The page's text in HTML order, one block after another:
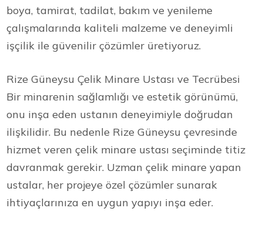
boya, tamirat, tadilat, bakım ve yenileme
çalışmalarında kaliteli malzeme ve deneyimli
işçilik ile güvenilir çözümler üretiyoruz.
Rize Güneysu Çelik Minare Ustası ve Tecrübesi
Bir minarenin sağlamlığı ve estetik görünümü,
onu inşa eden ustanın deneyimiyle doğrudan
ilişkilidir. Bu nedenle Rize Güneysu çevresinde
hizmet veren çelik minare ustası seçiminde titiz
davranmak gerekir. Uzman çelik minare yapan
ustalar, her projeye özel çözümler sunarak
ihtiyaçlarınıza en uygun yapıyı inşa eder.